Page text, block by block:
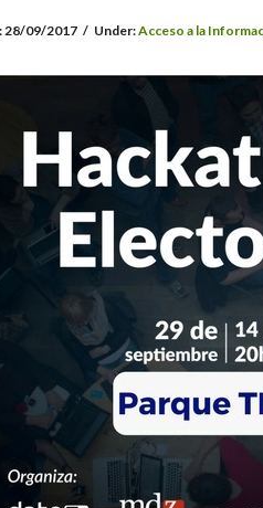
28/09/2017 / Under:Acceso a la